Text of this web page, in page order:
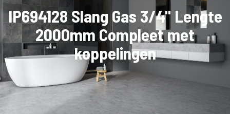
IP694128 Slang Gas 3/4" Lengte
2000mm Compleet met
koppelingen